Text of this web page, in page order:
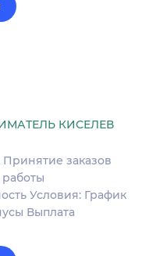
КИСЕЛЕВ
заказов
Условия: График
Выплата